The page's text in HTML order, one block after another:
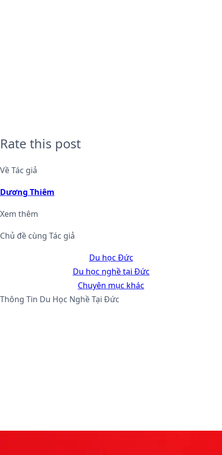
Rate this post
Về Tác giả
Dương Thiêm
Xem thêm
Chủ đề cùng Tác giả
Du học Đức
Du học nghề tại Đức
Chuyên mục khác
Thông Tin Du Học Nghề Tại Đức